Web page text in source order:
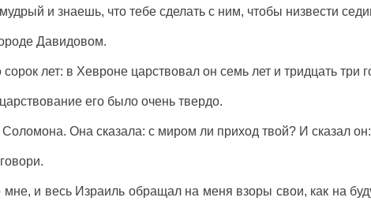
мудрый и знаешь, что тебе сделатьс ним, чтобы низвести
Давидовом.
сорок лет: в Хевроне царствовалон семь лети тридцать три
царствованиеего было очень твердо.
Соломона. Она сказала: с миром ли приход твой? И сказал
говори.
мне, и весь Израиль обращална меня взоры свои, как на